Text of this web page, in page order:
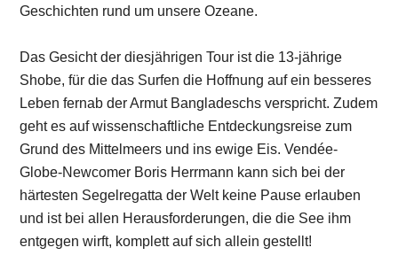
Geschichten rund um unsere Ozeane.
Das Gesicht der diesjährigen Tour ist die 13-jährige
Shobe, für die das Surfen die Hoffnung auf ein besseres
Leben fernab der Armut Bangladeschs verspricht. Zudem
geht es auf wissenschaftliche Entdeckungsreise zum
Grund des Mittelmeers und ins ewige Eis. Vendée-
Globe-Newcomer Boris Herrmann kann sich bei der
härtesten Segelregatta der Welt keine Pause erlauben
und ist bei allen Herausforderungen, die die See ihm
entgegen wirft, komplett auf sich allein gestellt!